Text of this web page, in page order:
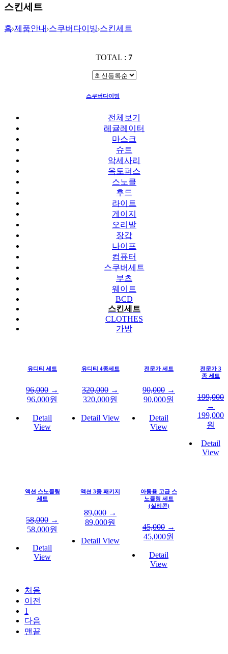
스킨세트
홈 제품안내 스쿠버다이빙 스킨세트
TOTAL : 7
스쿠버다이빙
전체보기
레귤레이터
마스크
슈트
악세사리
옥토퍼스
스노클
후드
라이트
게이지
오리발
장갑
나이프
컴퓨터
스쿠버세트
부츠
웨이트
BCD
스킨세트
CLOTHES
가방
유디티 세트
96,000 →
96,000원
Detail
View
유디티 4종세트
320,000 →
320,000원
Detail View
전문가 세트
90,000 →
90,000원
Detail
View
전문가 3
종 세트
199,000
→
199,000
원
Detail
View
액션 스노클링
세트
58,000 →
58,000원
Detail
View
액션 3종 패키지
89,000 →
89,000원
Detail View
아동용 고급 스
노클링 세트
(실리콘)
45,000 →
45,000원
Detail
View
처음
이전
1
다음
맨끝